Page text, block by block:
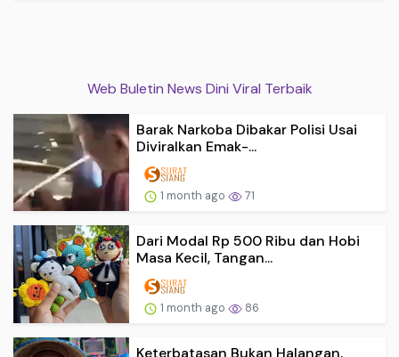
Web Buletin News Dini Viral Terbaik
Barak Narkoba Dibakar Polisi Usai
Diviralkan Emak-...
1 month ago 71
Dari Modal Rp 500 Ribu dan Hobi
Masa Kecil, Tangan...
1 month ago 86
Keterbatasan Bukan Halangan,